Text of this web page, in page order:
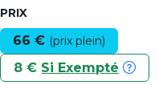
PRIX
66 € (prix plein)
8 € Si Exempté